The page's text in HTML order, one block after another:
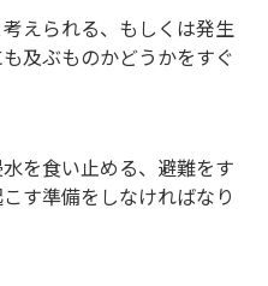
えられる、もしくは発生
及ぶものかどうかをすぐ
を食い止める、避難をす
す準備をしなければなり